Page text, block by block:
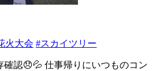
火大会 #スカイツリー
認😞💦 仕事帰りにいつものコン